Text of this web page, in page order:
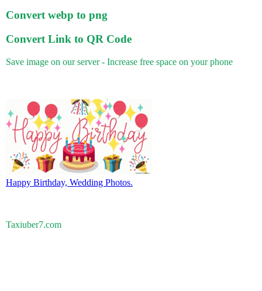
Convert webp to png
Convert Link to QR Code
Save image on our server - Increase free space on your phone
Happy Birthday, Wedding Photos.
Taxiuber7.com